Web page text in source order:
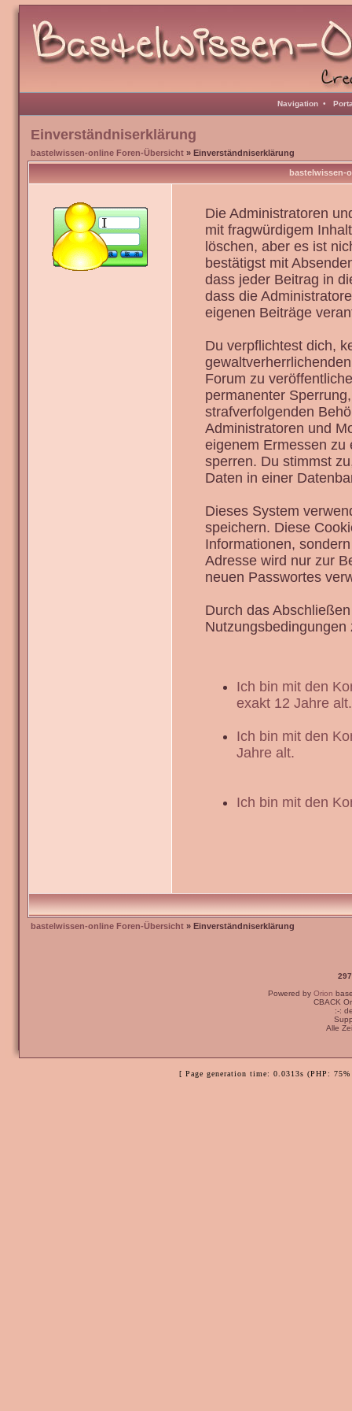
Navigation •
Einverständniserklärung
bastelwissen-online Foren-Übersicht » Einverständniserklärung
bastelwissen-
Die Administratoren
mit fragwürdigem
löschen, aber es ist
bestätigst mit
dass jeder Beitrag in
dass die
eigenen Beiträge
Du verpflichtest dich,
Forum zu
permanenter
strafverfolgenden
Administratoren und
eigenem Ermessen zu
sperren. Du stimmst
Daten in einer
Dieses System
speichern. Diese
Informationen,
Adresse wird nur zur
neuen Passwortes
Durch das
Nutzungsbedingungen
Ich bin mit den
exakt 12 Jahre alt.
Ich bin mit den
Jahre alt.
Ich bin mit den
bastelwissen-online Foren-Übersicht » Einverständniserklärung
Powered by Orion
CBACK
:-:
Alle
[ Page generation time: 0.0313s (PHP: